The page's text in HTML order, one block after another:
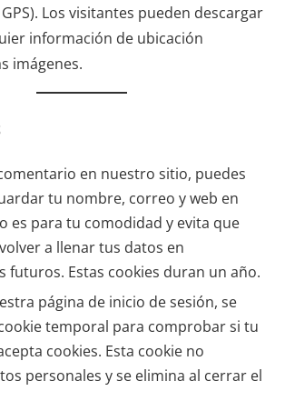
GPS). Los visitantes pueden descargar
información de ubicación
imágenes.
en nuestro sitio, puedes
tu nombre, correo y web en
es para tu comodidad y evita que
a llenar tus datos en
futuros. Estas cookies duran un año.
página de inicio de sesión, se
temporal para comprobar si tu
cookies. Esta cookie no
personales y se elimina al cerrar el